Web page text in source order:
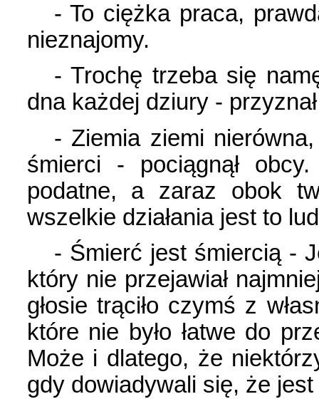
- To ciężka praca,
nieznajomy.
- Trochę trzeba się
dna każdej dziury -
- Ziemia ziemi
śmierci - pociągnął
podatne, a zaraz obok
wszelkie działania jest to
- Śmierć jest śmiercią -
który nie przejawiał
głosie trąciło czymś z
które nie było łatwe do
Może i dlatego, że
gdy dowiadywali się, że